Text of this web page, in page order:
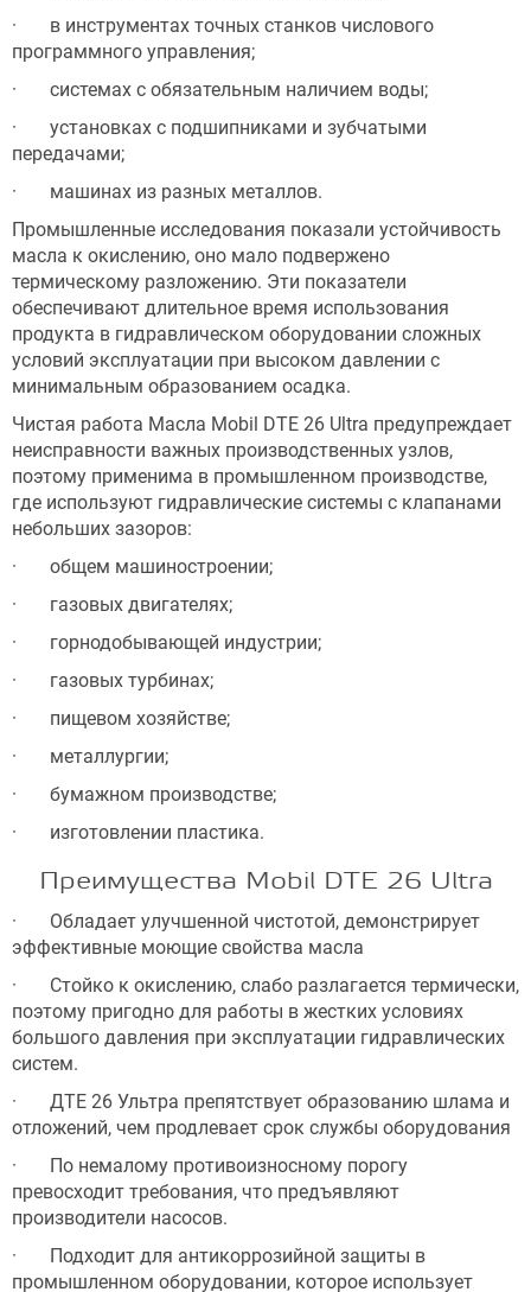
· в инструментах точных станков числового
программного управления;
· системах с обязательным наличием воды;
· установках с подшипниками и зубчатыми
передачами;
· машинах из разных металлов.
Промышленные исследования показали устойчивость
масла к окислению, оно мало подвержено
термическому разложению. Эти показатели
обеспечивают длительное время использования
продукта в гидравлическом оборудовании сложных
условий эксплуатации при высоком давлении с
минимальным образованием осадка.
Чистая работа Масла Mobil DTE 26 Ultra предупреждает
неисправности важных производственных узлов,
поэтому применима в промышленном производстве,
где используют гидравлические системы с клапанами
небольших зазоров:
· общем машиностроении;
· газовых двигателях;
· горнодобывающей индустрии;
· газовых турбинах;
· пищевом хозяйстве;
· металлургии;
· бумажном производстве;
· изготовлении пластика.
Преимущества Mobil DTE 26 Ultra
· Обладает улучшенной чистотой, демонстрирует
эффективные моющие свойства масла
· Стойко к окислению, слабо разлагается термически,
поэтому пригодно для работы в жестких условиях
большого давления при эксплуатации гидравлических
систем.
· ДТЕ 26 Ультра препятствует образованию шлама и
отложений, чем продлевает срок службы оборудования
· По немалому противоизносному порогу
превосходит требования, что предъявляют
производители насосов.
· Подходит для антикоррозийной защиты в
промышленном оборудовании, которое использует